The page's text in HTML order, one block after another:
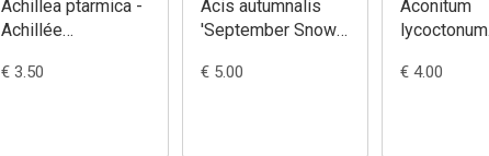
Achillea ptarmica -
Achillée
€ 3.50
Acis autumnalis
'September Snow'
d'automne
€ 5.00
Aconitum
lycoctonum
tue-loup
€ 4.00